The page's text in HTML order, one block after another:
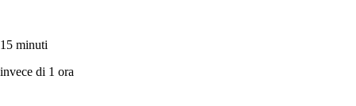
15 minuti
invece di 1 ora